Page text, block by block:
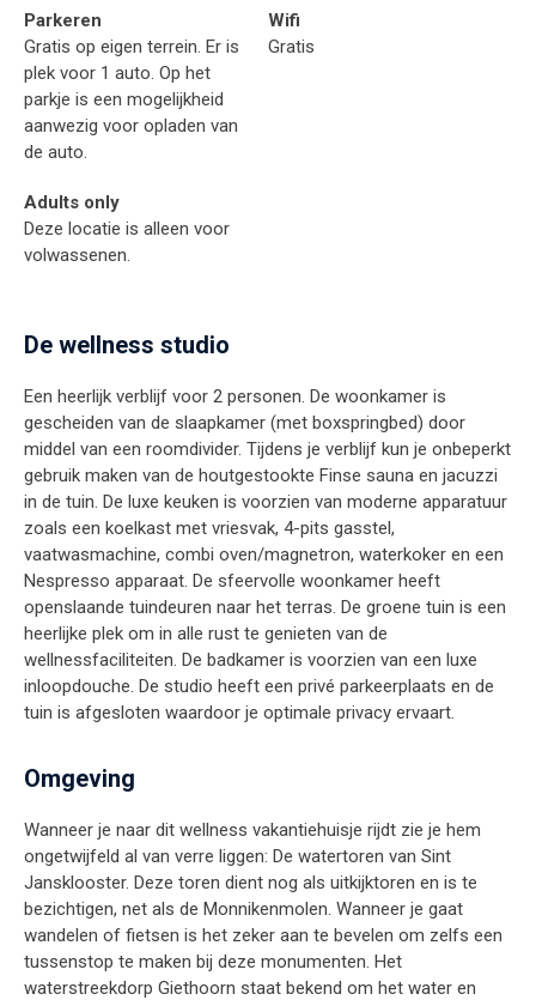
Parkeren
Gratis op eigen terrein. Er is
plek voor 1 auto. Op het
parkje is een mogelijkheid
aanwezig voor opladen van
de auto.
Wifi
Gratis
Adults only
Deze locatie is alleen voor
volwassenen.
De wellness studio
Een heerlijk verblijf voor 2 personen. De woonkamer is
gescheiden van de slaapkamer (met boxspringbed) door
middel van een roomdivider. Tijdens je verblijf kun je onbeperkt
gebruik maken van de houtgestookte Finse sauna en jacuzzi
in de tuin. De luxe keuken is voorzien van moderne apparatuur
zoals een koelkast met vriesvak, 4-pits gasstel,
vaatwasmachine, combi oven/magnetron, waterkoker en een
Nespresso apparaat. De sfeervolle woonkamer heeft
openslaande tuindeuren naar het terras. De groene tuin is een
heerlijke plek om in alle rust te genieten van de
wellnessfaciliteiten. De badkamer is voorzien van een luxe
inloopdouche. De studio heeft een privé parkeerplaats en de
tuin is afgesloten waardoor je optimale privacy ervaart.
Omgeving
Wanneer je naar dit wellness vakantiehuisje rijdt zie je hem
ongetwijfeld al van verre liggen: De watertoren van Sint
Jansklooster. Deze toren dient nog als uitkijktoren en is te
bezichtigen, net als de Monnikenmolen. Wanneer je gaat
wandelen of fietsen is het zeker aan te bevelen om zelfs een
tussenstop te maken bij deze monumenten. Het
waterstreekdorp Giethoorn staat bekend om het water en